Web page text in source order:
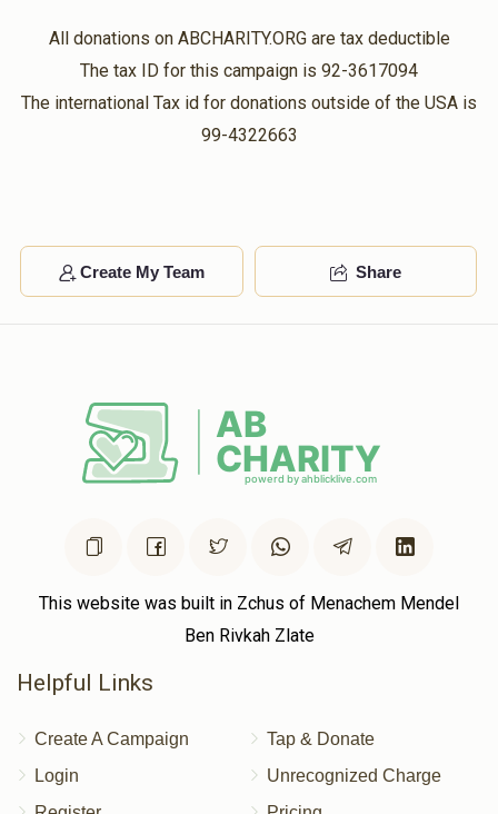
All donations on ABCHARITY.ORG are tax deductible
The tax ID for this campaign is 92-3617094
The international Tax id for donations outside of the USA is
99-4322663
Create My Team Share
This website was built in Zchus of Menachem Mendel
Ben Rivkah Zlate
Helpful Links
Create A Campaign
Login
Tap & Donate
Unrecognized Charge